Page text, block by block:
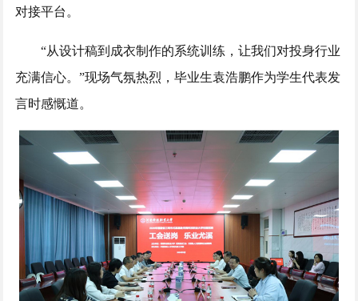
对接平台。
“从设计稿到成衣制作的系统训练，让我们对投身行业
充满信心。”现场气氛热烈，毕业生袁浩鹏作为学生代表发
言时感慨道。